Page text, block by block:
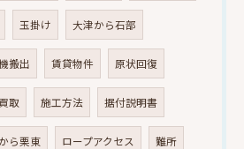
玉掛け 大津から石部
搬出 賃貸物件 原状回復
取 施工方法 据付説明書
ら栗東 ロープアクセス 難所